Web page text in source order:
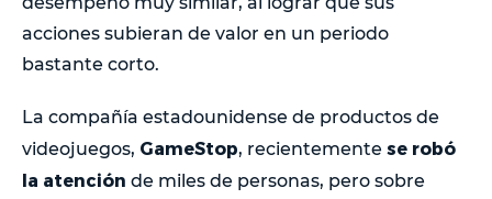
acciones subieran de valor en un periodo
bastante corto.
La compañía estadounidense de productos de
videojuegos, GameStop, recientemente se robó
la atención de miles de personas, pero sobre